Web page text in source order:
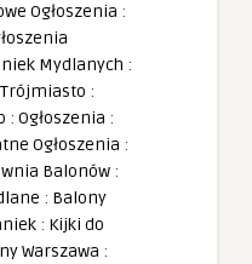
Ogłoszenia :
Mydlanych :
:
: Ogłoszenia :
Ogłoszenia :
Balonów :
: Balony
: Kijki do
Warszawa :